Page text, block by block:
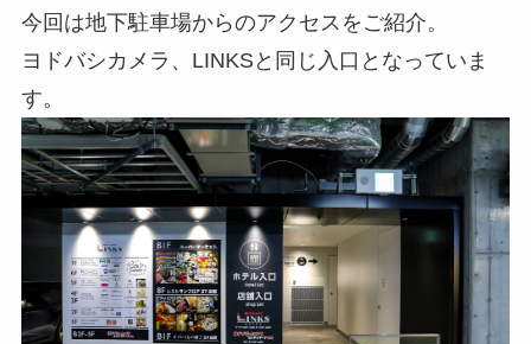
今回は地下駐車場からのアクセスをご紹介。
ヨドバシカメラ、LINKSと同じ入口となっていま
す。